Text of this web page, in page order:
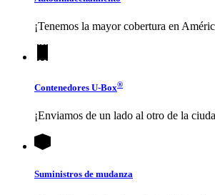
¡Tenemos la mayor cobertura en
Contenedores U-Box®
¡Enviamos de un lado al otro de la
Suministros de mudanza